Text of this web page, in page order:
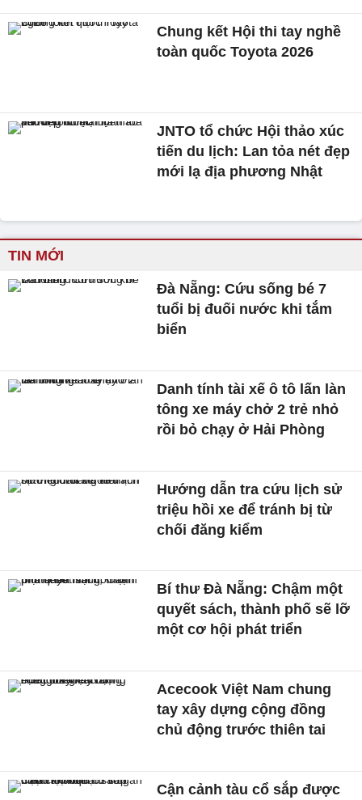
Chung kết Hội thi tay nghề
toàn quốc Toyota 2026
JNTO tổ chức Hội thảo xúc
tiến du lịch: Lan tỏa nét đẹp
mới lạ địa phương Nhật
TIN MỚI
Đà Nẵng: Cứu sống bé 7
tuổi bị đuối nước khi tắm
biển
Danh tính tài xế ô tô lấn làn
tông xe máy chở 2 trẻ nhỏ
rồi bỏ chạy ở Hải Phòng
Hướng dẫn tra cứu lịch sử
triệu hồi xe để tránh bị từ
chối đăng kiểm
Bí thư Đà Nẵng: Chậm một
quyết sách, thành phố sẽ lỡ
một cơ hội phát triển
Acecook Việt Nam chung
tay xây dựng cộng đồng
chủ động trước thiên tai
Cận cảnh tàu cổ sắp được